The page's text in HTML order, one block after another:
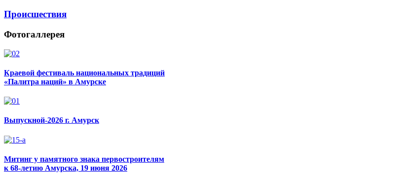
Происшествия
Фотогаллерея
Краевой фестиваль национальных традиций
«Палитра наций» в Амурске
Выпускной-2026 г. Амурск
Митинг у памятного знака первостроителям
к 68-летию Амурска, 19 июня 2026